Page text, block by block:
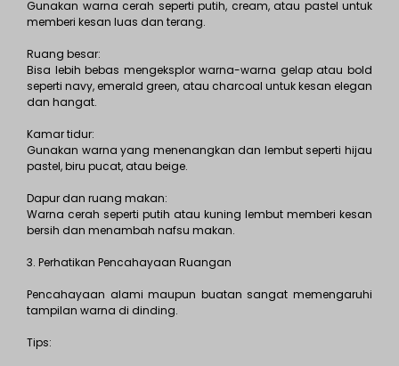
Gunakan warna cerah seperti putih, cream, atau pastel untuk
memberi kesan luas dan terang.
Ruang besar:
Bisa lebih bebas mengeksplor warna-warna gelap atau bold
seperti navy, emerald green, atau charcoal untuk kesan elegan
dan hangat.
Kamar tidur:
Gunakan warna yang menenangkan dan lembut seperti hijau
pastel, biru pucat, atau beige.
Dapur dan ruang makan:
Warna cerah seperti putih atau kuning lembut memberi kesan
bersih dan menambah nafsu makan.
3. Perhatikan Pencahayaan Ruangan
Pencahayaan alami maupun buatan sangat memengaruhi
tampilan warna di dinding.
Tips: